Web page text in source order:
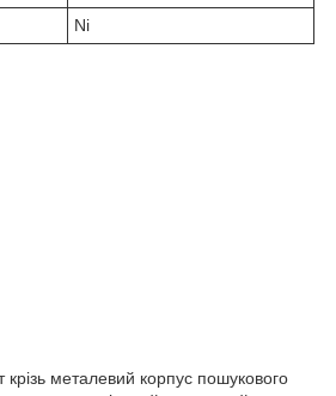
Ni
металевий корпус пошукового